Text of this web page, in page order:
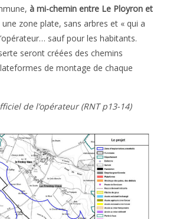
à mi-chemin entre Le Ployron et
une zone plate, sans arbres et « qui a
sauf pour les habitants.
seront créées des chemins
de montage de chaque
de l’opérateur (RNT p13-14)